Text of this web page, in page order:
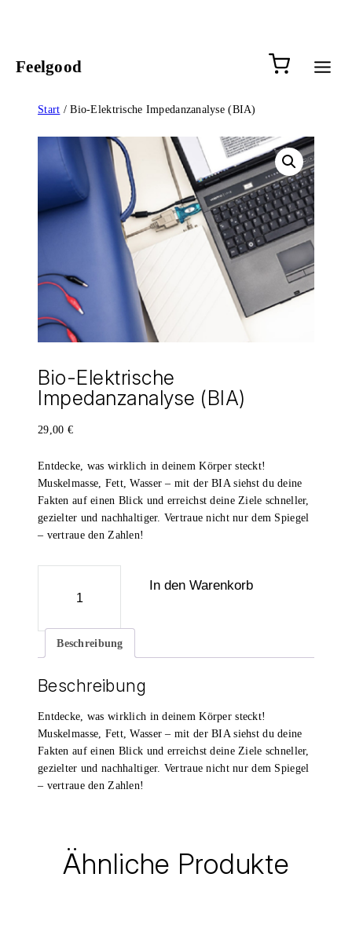
Feelgood 0
Start / Bio-Elektrische Impedanzanalyse (BIA)
Bio-Elektrische
Impedanzanalyse (BIA)
29,00 €
Entdecke, was wirklich in deinem Körper steckt!
Muskelmasse, Fett, Wasser – mit der BIA siehst du deine
Fakten auf einen Blick und erreichst deine Ziele schneller,
gezielter und nachhaltiger. Vertraue nicht nur dem Spiegel
– vertraue den Zahlen!
Elektrische
Menge
In den Warenkorb
Beschreibung
Beschreibung
Entdecke, was wirklich in deinem Körper steckt!
Muskelmasse, Fett, Wasser – mit der BIA siehst du deine
Fakten auf einen Blick und erreichst deine Ziele schneller,
gezielter und nachhaltiger. Vertraue nicht nur dem Spiegel
– vertraue den Zahlen!
Ähnliche Produkte